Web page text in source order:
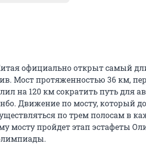
официально открыт самый
Мост протяженностью 36 км,
на 120 км сократить путь для
Движение по мосту, который
по трем полосам в
мосту пройдет этап эстафеты